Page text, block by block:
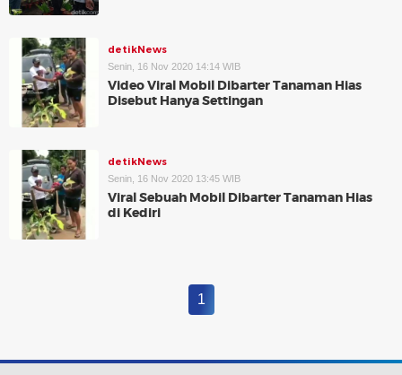
detikNews
Senin, 16 Nov 2020 14:14 WIB
Video Viral Mobil Dibarter Tanaman Hias
Disebut Hanya Settingan
detikNews
Senin, 16 Nov 2020 13:45 WIB
Viral Sebuah Mobil Dibarter Tanaman Hias
di Kediri
1